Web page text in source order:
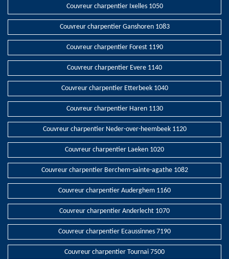
Couvreur charpentier Ixelles 1050
Couvreur charpentier Ganshoren 1083
Couvreur charpentier Forest 1190
Couvreur charpentier Evere 1140
Couvreur charpentier Etterbeek 1040
Couvreur charpentier Haren 1130
Couvreur charpentier Neder-over-heembeek 1120
Couvreur charpentier Laeken 1020
Couvreur charpentier Berchem-sainte-agathe 1082
Couvreur charpentier Auderghem 1160
Couvreur charpentier Anderlecht 1070
Couvreur charpentier Ecaussinnes 7190
Couvreur charpentier Tournai 7500